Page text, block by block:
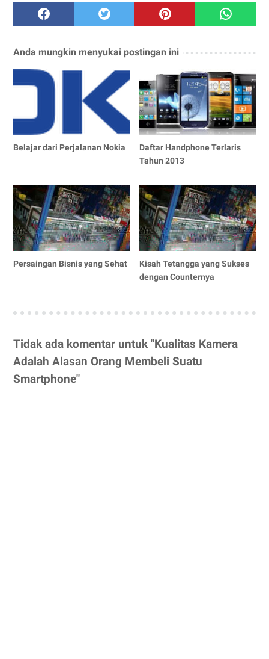
Anda mungkin menyukai postingan ini
Belajar dari Perjalanan Nokia
Daftar Handphone Terlaris
Tahun 2013
Persaingan Bisnis yang Sehat
Kisah Tetangga yang Sukses
dengan Counternya
Tidak ada komentar untuk "Kualitas Kamera
Adalah Alasan Orang Membeli Suatu
Smartphone"